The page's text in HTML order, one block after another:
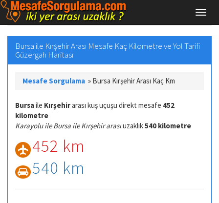
Bursa ile Kırşehir Arası Mesafe Kaç Kilometre ve Yol Tarifi
Güzergah Haritası
Mesafe Sorgulama » Bursa Kırşehir Arası Kaç Km
Bursaile Kırşehirarası kuş uçuşu direkt mesafe 452
kilometre
Karayolu ile Bursa ile Kırşehir arasıuzaklık540 kilometre
452 km
540 km